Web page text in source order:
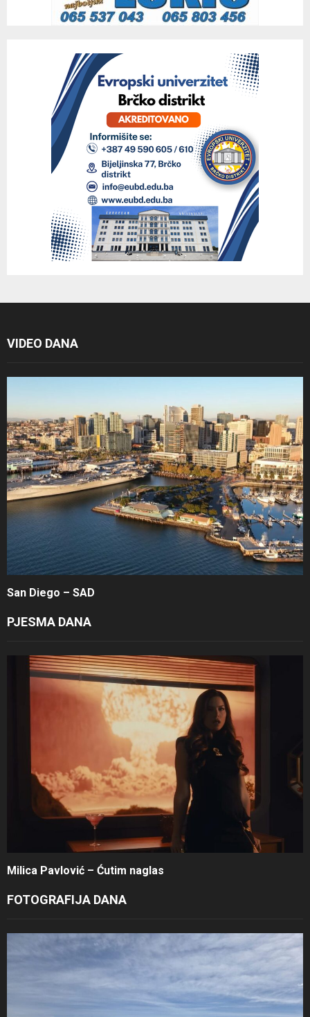
VIDEO DANA
San Diego – SAD
PJESMA DANA
Milica Pavlović – Ćutim naglas
FOTOGRAFIJA DANA